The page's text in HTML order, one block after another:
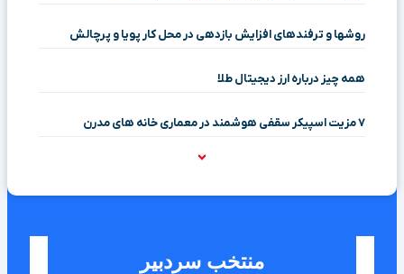
روشها و ترفندهای افزایش بازدهی در محل کار پویا و پرچالش
همه چیز درباره ارز دیجیتال طلا
۷ مزیت اسپیکر سقفی هوشمند در معماری خانه‌ های مدرن
منتخب سردبیر